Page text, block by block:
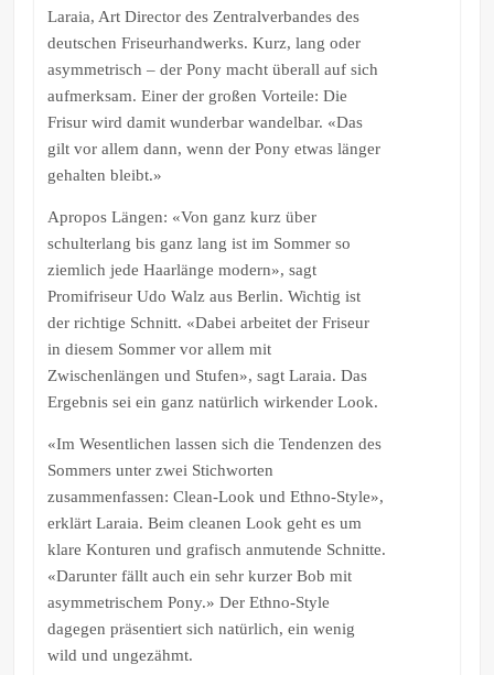
Laraia, Art Director des Zentralverbandes des
deutschen Friseurhandwerks. Kurz, lang oder
asymmetrisch – der Pony macht überall auf sich
aufmerksam. Einer der großen Vorteile: Die
Frisur wird damit wunderbar wandelbar. «Das
gilt vor allem dann, wenn der Pony etwas länger
gehalten bleibt.»
Apropos Längen: «Von ganz kurz über
schulterlang bis ganz lang ist im Sommer so
ziemlich jede Haarlänge modern», sagt
Promifriseur Udo Walz aus Berlin. Wichtig ist
der richtige Schnitt. «Dabei arbeitet der Friseur
in diesem Sommer vor allem mit
Zwischenlängen und Stufen», sagt Laraia. Das
Ergebnis sei ein ganz natürlich wirkender Look.
«Im Wesentlichen lassen sich die Tendenzen des
Sommers unter zwei Stichworten
zusammenfassen: Clean-Look und Ethno-Style»,
erklärt Laraia. Beim cleanen Look geht es um
klare Konturen und grafisch anmutende Schnitte.
«Darunter fällt auch ein sehr kurzer Bob mit
asymmetrischem Pony.» Der Ethno-Style
dagegen präsentiert sich natürlich, ein wenig
wild und ungezähmt.